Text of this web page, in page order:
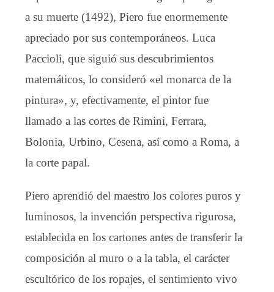
a su muerte (1492), Piero fue enormemente
apreciado por sus contemporáneos. Luca
Paccioli, que siguió sus descubrimientos
matemáticos, lo consideró «el monarca de la
pintura», y, efectivamente, el pintor fue
llamado a las cortes de Rimini, Ferrara,
Bolonia, Urbino, Cesena, así como a Roma, a
la corte papal.
Piero aprendió del maestro los colores puros y
luminosos, la invención perspectiva rigurosa,
establecida en los cartones antes de transferir la
composición al muro o a la tabla, el carácter
escultórico de los ropajes, el sentimiento vivo